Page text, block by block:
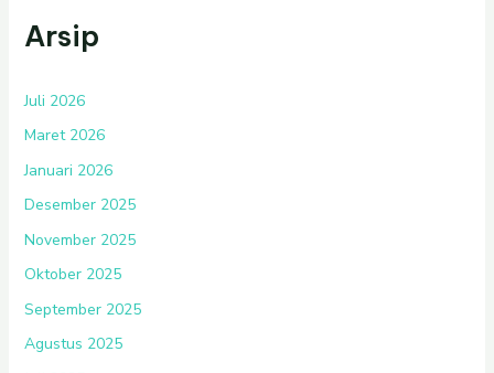
Arsip
Juli 2026
Maret 2026
Januari 2026
Desember 2025
November 2025
Oktober 2025
September 2025
Agustus 2025